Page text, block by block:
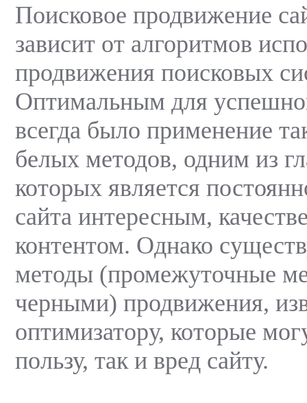
Поисковое продвижение
зависит от алгоритмов
продвижения поисковых
Оптимальным для
всегда было применение
белых методов, одним из
которых является
сайта интересным,
контентом. Однако
методы (промежуточные
черными) продвижения,
оптимизатору, которые
пользу, так и вред сайту.